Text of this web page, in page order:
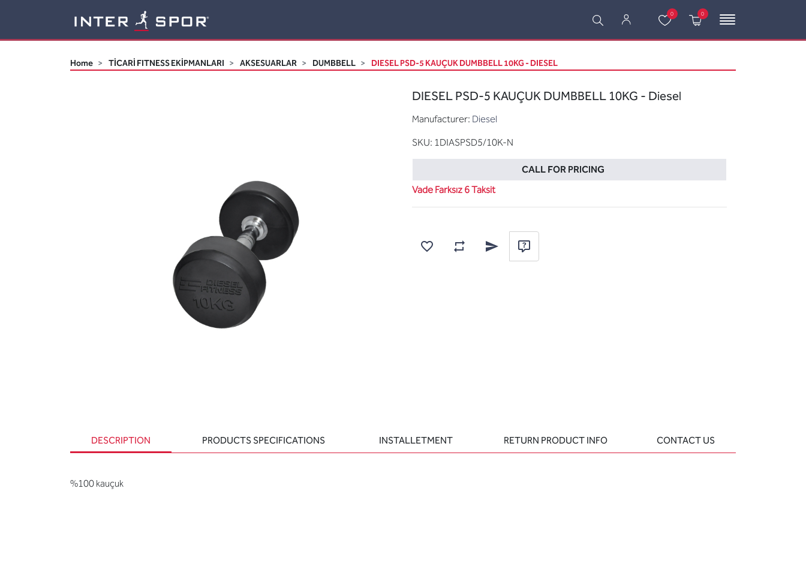
0 0
Home TİCARİ FITNESS EKİPMANLARI AKSESUARLAR DUMBBELL DIESEL PSD-5 KAUÇUK DUMBBELL 10KG - DIESEL
DIESEL PSD-5 KAUÇUK DUMBBELL 10KG - Diesel
Manufacturer: Diesel
SKU: 1DIASPSD5/10K-N
CALL FOR PRICING
Vade Farksız 6 Taksit
Add to wishlistAdd to compare list
Email a friendAsk question
DESCRIPTION PRODUCTS SPECIFICATIONS INSTALLETMENT RETURN PRODUCT INFO CONTACT US
%100 kauçuk